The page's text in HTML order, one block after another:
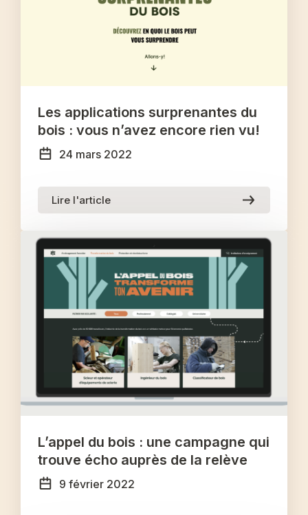
Les applications surprenantes du
bois : vous n’avez encore rien vu!
24 mars 2022
Lire l'article
L’appel du bois : une campagne qui
trouve écho auprès de la relève
9 février 2022